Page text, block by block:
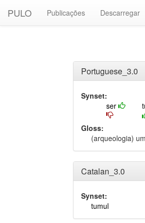
PULO Publicações Descarregar
Portuguese_3.0
Synset:
ser
Gloss:
(arqueologia)
Catalan_3.0
Synset:
tumul